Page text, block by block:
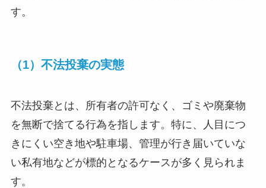
す。
（1）不法投棄の実態
不法投棄とは、所有者の許可なく、ゴミや廃棄物
を無断で捨てる行為を指します。特に、人目につ
きにくい空き地や駐車場、管理が行き届いていな
い私有地などが標的となるケースが多く見られま
す。